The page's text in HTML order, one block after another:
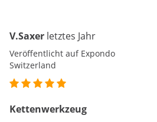
V.Saxer letztes Jahr
Veröffentlicht auf Expondo
Switzerland
Kettenwerkzeug